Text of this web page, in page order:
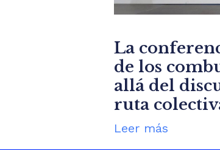
La
de los
allá del
ruta
Leer más